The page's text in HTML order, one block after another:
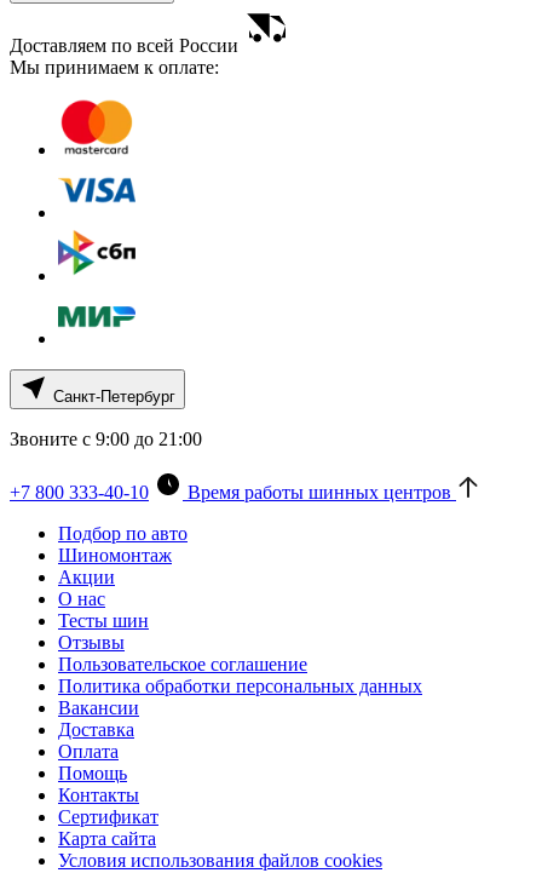
Доставляем по всей России
Мы принимаем к оплате:
Санкт-Петербург
Звоните с 9:00 до 21:00
+7 800 333-40-10
Время работы шинных центров
Подбор по авто
Шиномонтаж
Акции
О нас
Тесты шин
Отзывы
Пользовательское соглашение
Политика обработки персональных данных
Вакансии
Доставка
Оплата
Помощь
Контакты
Сертификат
Карта сайта
Условия использования файлов cookies